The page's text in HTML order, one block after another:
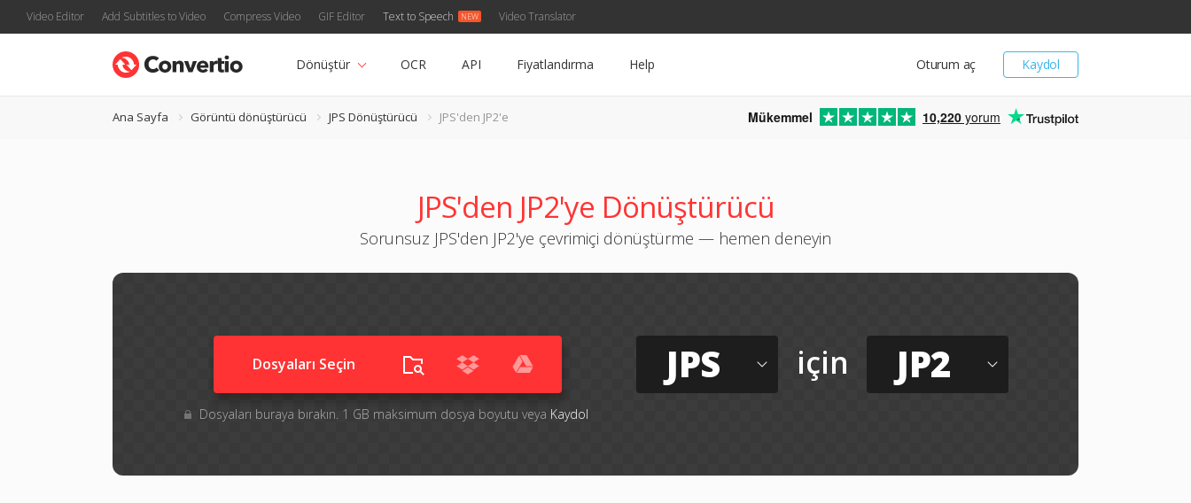
Video Editor Add Subtitles to Video Compress Video GIF Editor Text to Speech Video Translator
Kaydol
Oturum aç
Dönüştür OCR API Fiyatlandırma Help
Ana Sayfa Görüntü dönüştürücü JPS Dönüştürücü JPS'den JP2'e Mükemmel 10,220 yorum
JPS'den JP2'ye Dönüştürücü
Sorunsuz JPS'den JP2'ye çevrimiçi dönüştürme — hemen deneyin
Dosyaları Seçin
Dosyaları buraya bırakın. 1 GB maksimum dosya boyutu veya Kaydol
JPS için JP2